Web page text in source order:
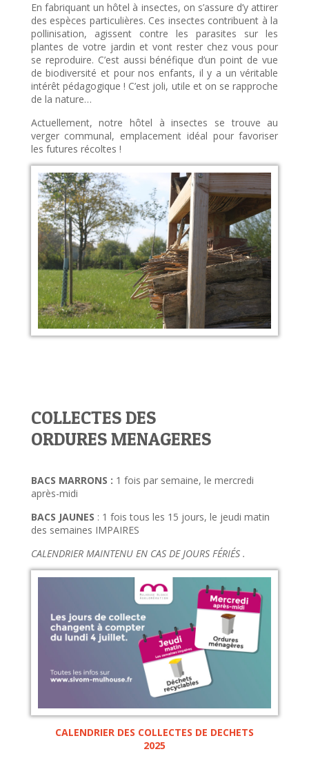
En fabriquant un hôtel à insectes, on s’assure d’y attirer
des espèces particulières. Ces insectes contribuent à la
pollinisation, agissent contre les parasites sur les
plantes de votre jardin et vont rester chez vous pour
se reproduire. C’est aussi bénéfique d’un point de vue
de biodiversité et pour nos enfants, il y a un véritable
intérêt pédagogique ! C’est joli, utile et on se rapproche
de la nature…
Actuellement, notre hôtel à insectes se trouve au
verger communal, emplacement idéal pour favoriser
les futures récoltes !
COLLECTES DES
ORDURES MENAGERES
BACS MARRONS : 1 fois par semaine, le mercredi
après-midi
BACS JAUNES : 1 fois tous les 15 jours, le jeudi matin
des semaines IMPAIRES
CALENDRIER MAINTENU EN CAS DE JOURS FÉRIÉS .
CALENDRIER DES COLLECTES DE DECHETS
2025